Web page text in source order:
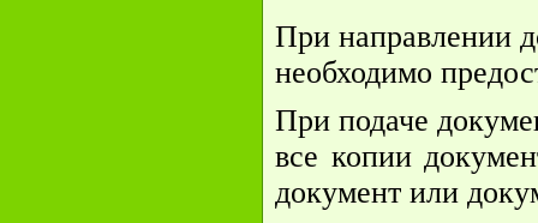
При направлении
необходимо
При подаче
все копии
документ или